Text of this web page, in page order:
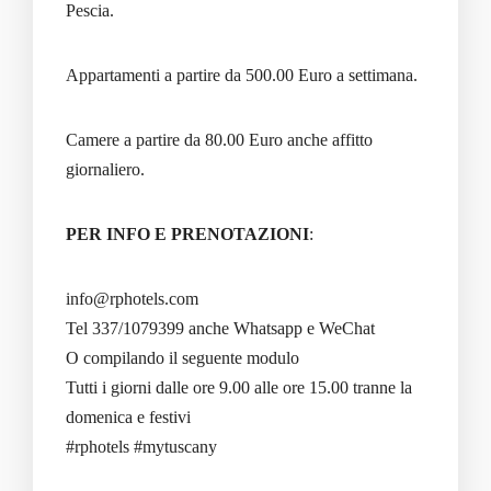
Pescia.
Appartamenti a partire da 500.00 Euro a settimana.
Camere a partire da 80.00 Euro anche affitto
giornaliero.
PER INFO E PRENOTAZIONI:
info@rphotels.com
Tel 337/1079399 anche Whatsapp e WeChat
O compilando il seguente modulo
Tutti i giorni dalle ore 9.00 alle ore 15.00 tranne la
domenica e festivi
#rphotels #mytuscany